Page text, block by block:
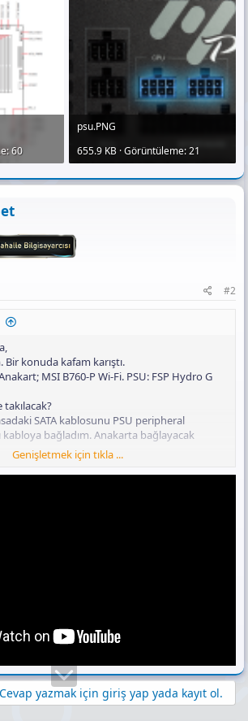
60
psu.PNG
655.9 KB · Görüntüleme: 21
#2
konuda kafam karıştı.
MSI B760-P Wi-Fi. PSU: FSP Hydro G
SATA kablosunu PSU peripheral
kabloya bağladım. Anakarta bağlayacak
hangi kısımlar kesinlikle bağlanmak
Genişletmek için tıkla ...
Cevap yazmak için giriş yap yada kayıt ol.